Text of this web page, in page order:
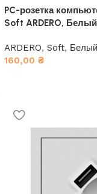
PC-розетка
Soft ARDERO, Белый
ARDERO, Soft, Белый
160,00 ₴